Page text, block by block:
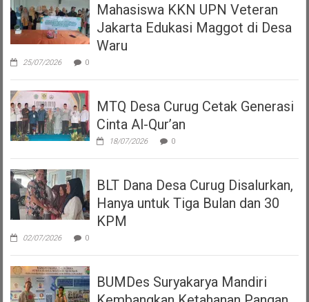
Mahasiswa KKN UPN Veteran
Jakarta Edukasi Maggot di Desa
Waru
25/07/2026 0
MTQ Desa Curug Cetak Generasi
Cinta Al-Qur’an
18/07/2026 0
BLT Dana Desa Curug Disalurkan,
Hanya untuk Tiga Bulan dan 30
KPM
02/07/2026 0
BUMDes Suryakarya Mandiri